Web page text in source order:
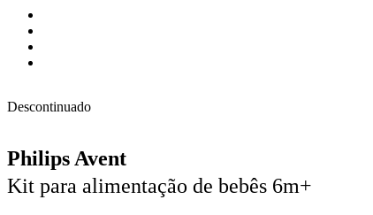
Descontinuado
Philips Avent
Kit para alimentação de bebês 6m+